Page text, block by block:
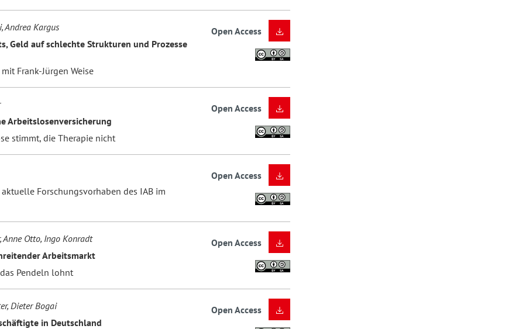
Andrea Kargus
Geld auf schlechte Strukturen und Prozesse
Frank-Jürgen Weise
Open Access
Arbeitslosenversicherung
stimmt, die Therapie nicht
Open Access
Forschungsvorhaben des IAB im
Open Access
Anne Otto, Ingo Konradt
Arbeitsmarkt
Pendeln lohnt
Open Access
Dieter Bogai
in Deutschland
Open Access